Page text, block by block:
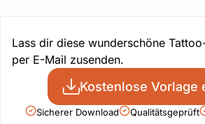
Lass dir diese wunderschöne
per E-Mail zusenden.
Kostenlose Vorlage
Sicherer Download Qualitätsgeprüft